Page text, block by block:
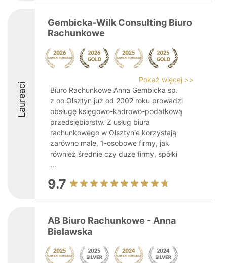
Laureaci
Gembicka-Wilk Consulting Biuro
Rachunkowe
Pokaż więcej >>
Biuro Rachunkowe Anna Gembicka sp.
z oo Olsztyn już od 2002 roku prowadzi
obsługę księgowo-kadrowo-podatkową
przedsiębiorstw. Z usług biura
rachunkowego w Olsztynie korzystają
zarówno małe, 1-osobowe firmy, jak
również średnie czy duże firmy, spółki
...
9.7
AB Biuro Rachunkowe - Anna
Bielawska